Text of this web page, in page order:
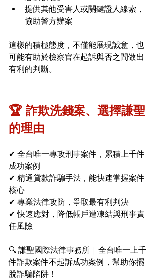
提供其他受害人或關鍵證人線索，
協助警方辦案
這樣的積極態度，不僅能展現誠意，也
可能有助於檢察官在起訴與否之間做出
有利的判斷。
🏆 詐欺洗錢案、選擇謙聖
的理由
✔ 全台唯一專攻刑事案件，累積上千件
成功案例
✔ 精通貸款詐騙手法，能快速掌握案件
核心
✔ 專業法律攻防，爭取最有利判決
✔ 快速應對，降低帳戶遭凍結與刑事責
任風險
🔍 謙聖國際法律事務所 | 全台唯一上千
件詐欺案件不起訴成功案例，幫助你擺
脫詐騙陷阱！